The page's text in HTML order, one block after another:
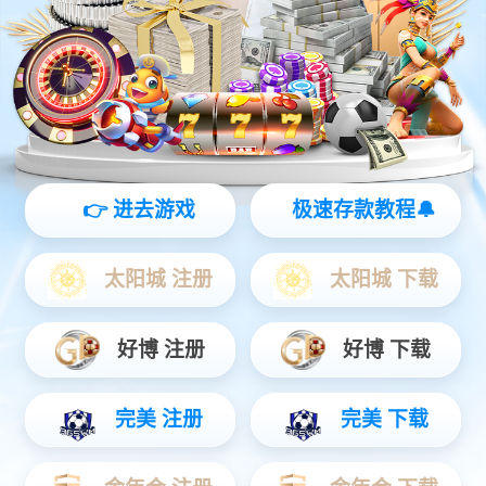
灵动 | 亲和 | 智能
查看更多